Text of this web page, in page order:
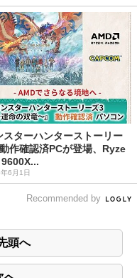
スターハンターストーリー
作確認済PCが登場、Ryze
6月1日
Recommended by
頭へ